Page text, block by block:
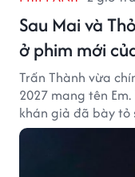
Sau Mai và
ở phim mới
Trấn Thành vừa
2027 mang tên
khán giả đã bày tỏ
vào bộ phim mới